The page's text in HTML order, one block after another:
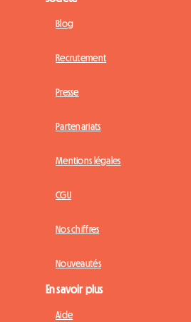
Blog
Recrutement
Presse
Partenariats
Mentions légales
CGU
Nos chiffres
Nouveautés
En savoir plus
Aide